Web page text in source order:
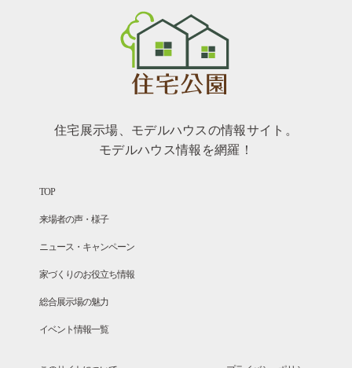
住宅展示場、モデルハウスの情報サイト。
モデルハウス情報を網羅！
TOP
来場者の声・様子
ニュース・キャンペーン
家づくりのお役立ち情報
総合展示場の魅力
イベント情報一覧